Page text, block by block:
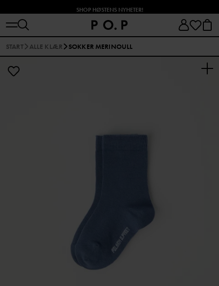
SHOP HØSTENS NYHETER!
START ALLE KLÆR SOKKER MERINOULL